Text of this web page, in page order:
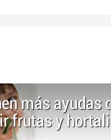
más ayudas
frutas y